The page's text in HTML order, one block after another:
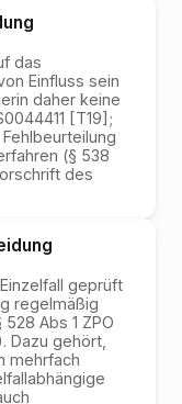
das
Einfluss sein
daher keine
[T19];
(§ 538
des
geprüft
regelmäßig
Abs 1 ZPO
Dazu gehört,
mehrfach